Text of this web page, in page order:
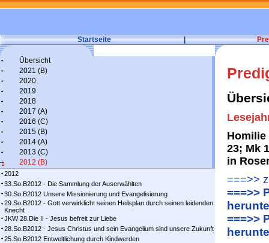
Startseite |
Übersicht
2021 (B)
2020
2019
2018
2017 (A)
2016 (C)
2015 (B)
2014 (A)
2013 (C)
2012 (B)
2012
33.So.B2012 - Die Sammlung der Auserwählten
30.So.B2012 Unsere Missionierung und Evangelisierung
29.So.B2012 - Gott verwirklicht seinen Heilsplan durch seinen leidenden
Knecht
JKW 28.Die II - Jesus befreit zur Liebe
28.So.B2012 - Jesus Christus und sein Evangelium sind unsere Zukunft
25.So.B2012 Entweltlichung durch Kindwerden
Homilie
23; Mk
in
===>>
===>>
===>>